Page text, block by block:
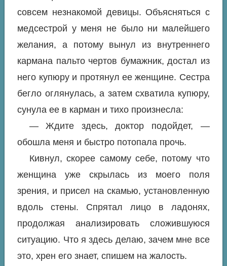
совсем незнакомой девицы. Объясняться с
медсестрой у меня не было ни малейшего
желания, а потому вынул из внутреннего
кармана пальто чертов бумажник, достал из
него купюру и протянул ее женщине. Сестра
бегло оглянулась, а затем схватила купюру,
сунула ее в карман и тихо произнесла:
— Ждите здесь, доктор подойдет, —
обошла меня и быстро потопала прочь.
Кивнул, скорее самому себе, потому что
женщина уже скрылась из моего поля
зрения, и присел на скамью, установленную
вдоль стены. Спрятал лицо в ладонях,
продолжая анализировать сложившуюся
ситуацию. Что я здесь делаю, зачем мне все
это, хрен его знает, спишем на жалость.